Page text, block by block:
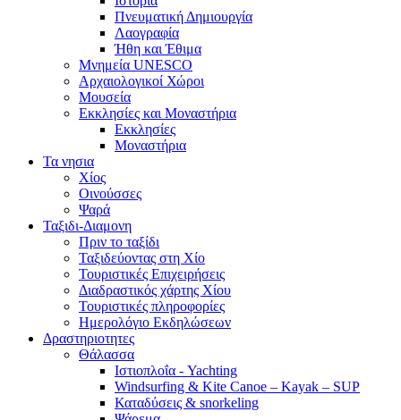
Πνευματική Δημιουργία
Λαογραφία
Ήθη και Έθιμα
Μνημεία UNESCO
Αρχαιολογικοί Χώροι
Μουσεία
Εκκλησίες και Μοναστήρια
Εκκλησίες
Μοναστήρια
Τα νησια
Χίος
Οινούσσες
Ψαρά
Ταξιδι-Διαμονη
Πριν το ταξίδι
Ταξιδεύοντας στη Χίο
Τουριστικές Επιχειρήσεις
Διαδραστικός χάρτης Χίου
Τουριστικές πληροφορίες
Ημερολόγιο Εκδηλώσεων
Δραστηριοτητες
Θάλασσα
Ιστιοπλοΐα - Yachting
Windsurfing & Kite Canoe – Kayak – SUP
Καταδύσεις & snorkeling